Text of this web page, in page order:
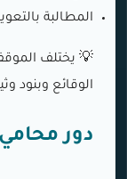
المطالبة
💡 يختلف
الوقائع وبنود
دور